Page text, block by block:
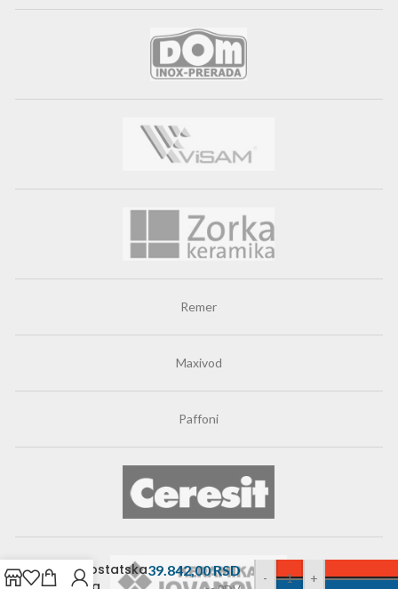
Remer
Maxivod
Paffoni
Rosan Stolz
termostatska39.842,00RSD - +